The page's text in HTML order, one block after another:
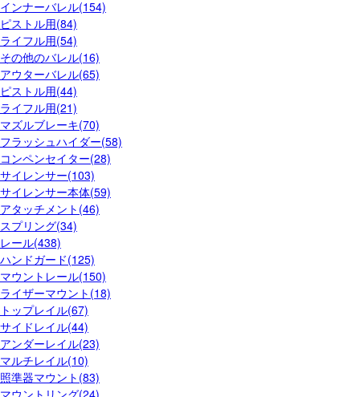
インナーバレル(154)
ピストル用(84)
ライフル用(54)
その他のバレル(16)
アウターバレル(65)
ピストル用(44)
ライフル用(21)
マズルブレーキ(70)
フラッシュハイダー(58)
コンペンセイター(28)
サイレンサー(103)
サイレンサー本体(59)
アタッチメント(46)
スプリング(34)
レール(438)
ハンドガード(125)
マウントレール(150)
ライザーマウント(18)
トップレイル(67)
サイドレイル(44)
アンダーレイル(23)
マルチレイル(10)
照準器マウント(83)
マウントリング(24)